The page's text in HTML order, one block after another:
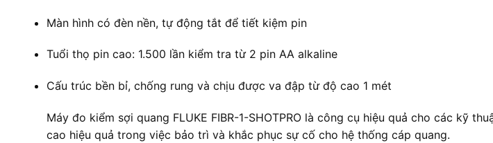
Màn hình có đèn nền, tự động tắt để tiết kiệm pin
Tuổi thọ pin cao: 1.500 lần kiểm tra từ 2 pin AA alkaline
Cấu trúc bền bỉ, chống rung và chịu được va đập từ độ cao 1 mét
Máy đo kiểm sợi quang FLUKE FIBR-1-SHOTPRO là công cụ hiệu quả cho các kỹ
cao hiệu quả trong việc bảo trì và khắc phục sự cố cho hệ thống cáp quang.